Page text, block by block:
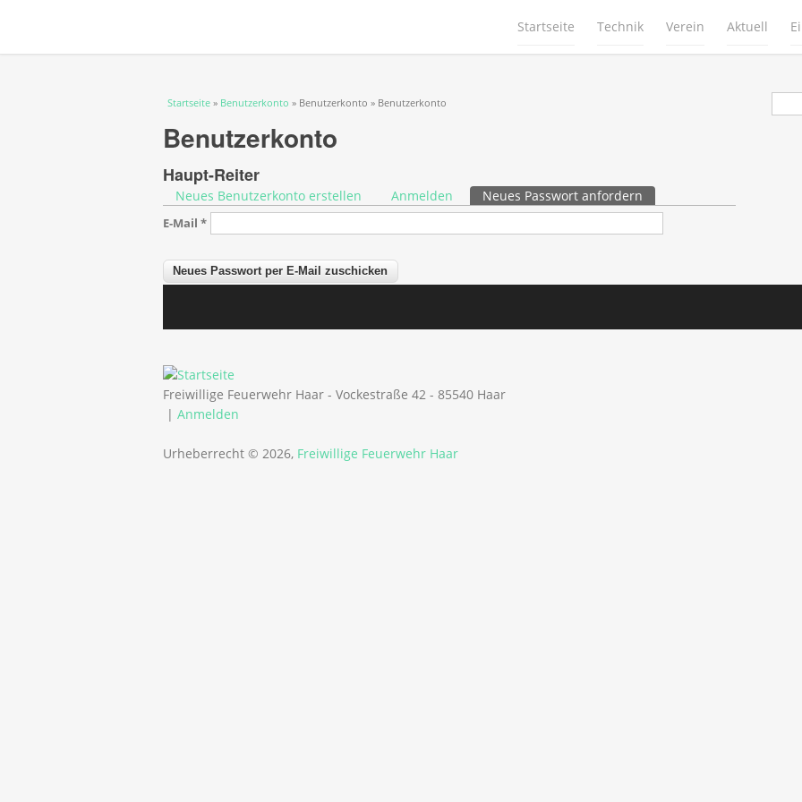
Startseite Technik Verein Aktuell
Sie sind hier
Startseite » Benutzerkonto » Benutzerkonto » Benutzerkonto
Benutzerkonto
Haupt-Reiter
Neues Benutzerkonto erstellen Anmelden Neues Passwort anfordern
E-Mail *
Freiwillige Feuerwehr Haar - Vockestraße 42 - 85540 Haar
| Anmelden
Urheberrecht © 2026, Freiwillige Feuerwehr Haar